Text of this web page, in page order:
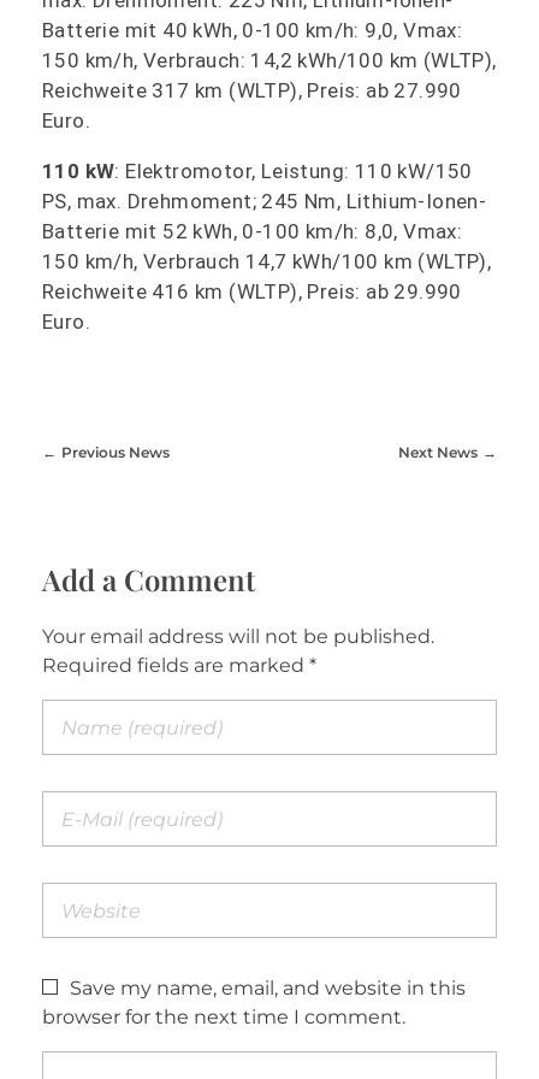
Batterie mit 40 kWh, 0-100 km/h: 9,0, Vmax:
150 km/h, Verbrauch: 14,2 kWh/100 km (WLTP),
Reichweite 317 km (WLTP), Preis: ab 27.990
Euro.
110 kW: Elektromotor, Leistung: 110 kW/150
PS, max. Drehmoment; 245 Nm, Lithium-Ionen-
Batterie mit 52 kWh, 0-100 km/h: 8,0, Vmax:
150 km/h, Verbrauch 14,7 kWh/100 km (WLTP),
Reichweite 416 km (WLTP), Preis: ab 29.990
Euro.
Previous News Next News
Add a Comment
Your email address will not be published.
Required fields are marked *
Save my name, email, and website in this
browser for the next time I comment.